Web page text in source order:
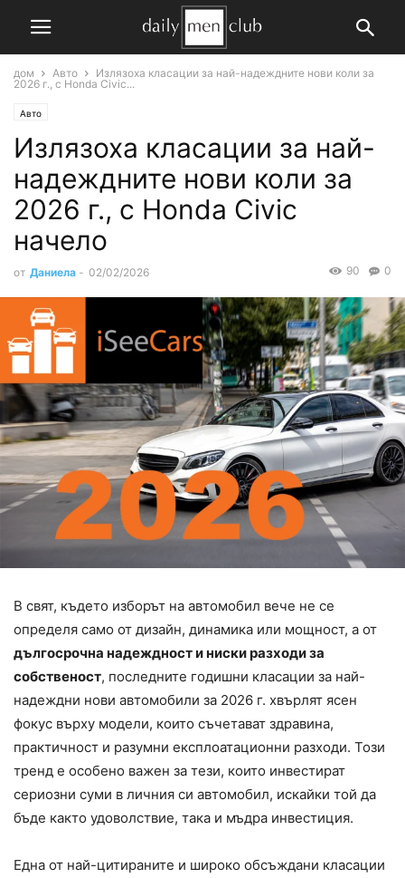
дом Авто
Излязоха класации за най-надеждните нови коли за
2026 г., с Honda Civic...
Авто
Излязоха класации за най-
надеждните нови коли за
2026 г., с Honda Civic
начело
от Даниела - 02/02/2026 0
90
В свят, където изборът на автомобил вече не се
определя само от дизайн, динамика или мощност, а от
дългосрочна надеждност и ниски разходи за
собственост, последните годишни класации за най-
надеждни нови автомобили за 2026 г. хвърлят ясен
фокус върху модели, които съчетават здравина,
практичност и разумни експлоатационни разходи. Този
тренд е особено важен за тези, които инвестират
сериозни суми в личния си автомобил, искайки той да
бъде както удоволствие, така и мъдра инвестиция.
Една от най-цитираните и широко обсъждани класации